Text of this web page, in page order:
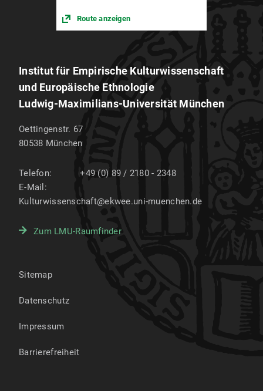
Route anzeigen
Institut für Empirische Kulturwissenschaft
und Europäische Ethnologie
Ludwig-Maximilians-Universität München
Oettingenstr. 67
80538 München
Telefon:
+49 (0) 89 / 2180 - 2348
E-Mail:
Kulturwissenschaft@ekwee.uni-muenchen.de
Zum LMU-Raumfinder
Sitemap
Datenschutz
Impressum
Barrierefreiheit